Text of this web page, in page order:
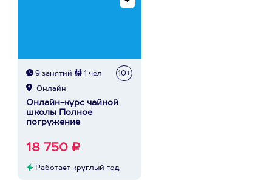
9 занятий 1 чел 10+
Онлайн
Онлайн-курс чайной
школы Полное
погружение
18 750 ₽
Работает круглый год